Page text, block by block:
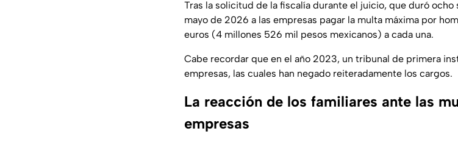
Tras la solicitud de la fiscalía durante el juicio, que duró ocho
mayo de 2026 a las empresas pagar la multa máxima por
euros (4 millones 526 mil pesos mexicanos) a cada una.
Cabe recordar que en el año 2023, un tribunal de primera
empresas, las cuales han negado reiteradamente los cargos.
La reacción de los familiares ante las
empresas